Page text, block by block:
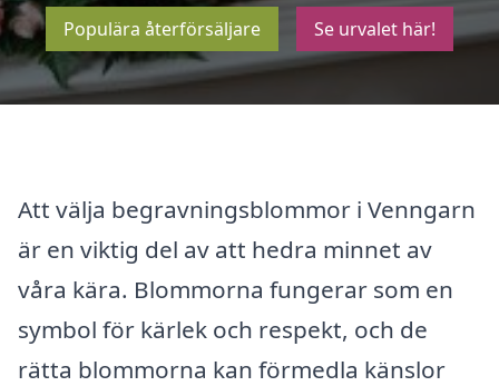
Populära återförsäljare Se urvalet här!
Att välja begravningsblommor i Venngarn
är en viktig del av att hedra minnet av
våra kära. Blommorna fungerar som en
symbol för kärlek och respekt, och de
rätta blommorna kan förmedla känslor